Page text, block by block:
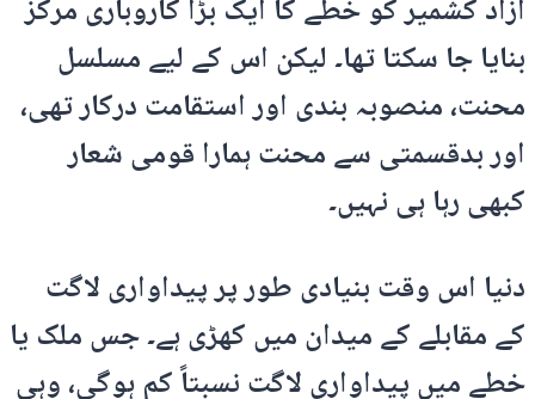
آزاد کشمیر کو خطے کا ایک بڑا کاروباری مرکز
بنایا جا سکتا تھا۔ لیکن اس کے لیے مسلسل
محنت، منصوبہ بندی اور استقامت درکار تھی،
اور بدقسمتی سے محنت ہمارا قومی شعار
کبھی رہا ہی نہیں۔
دنیا اس وقت بنیادی طور پر پیداواری لاگت
کے مقابلے کے میدان میں کھڑی ہے۔ جس ملک یا
خطے میں پیداواری لاگت نسبتاً کم ہوگی، وہی